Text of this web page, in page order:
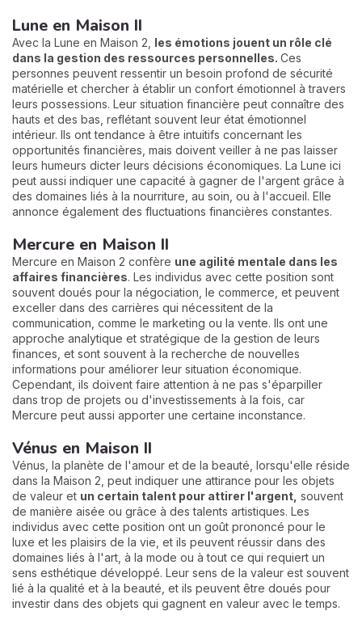
Lune en Maison II
Avec la Lune en Maison 2, les émotions jouent un rôle clé
dans la gestion des ressources personnelles. Ces
personnes peuvent ressentir un besoin profond de sécurité
matérielle et chercher à établir un confort émotionnel à travers
leurs possessions. Leur situation financière peut connaître des
hauts et des bas, reflétant souvent leur état émotionnel
intérieur. Ils ont tendance à être intuitifs concernant les
opportunités financières, mais doivent veiller à ne pas laisser
leurs humeurs dicter leurs décisions économiques. La Lune ici
peut aussi indiquer une capacité à gagner de l'argent grâce à
des domaines liés à la nourriture, au soin, ou à l'accueil. Elle
annonce également des fluctuations financières constantes.
Mercure en Maison II
Mercure en Maison 2 confère une agilité mentale dans les
affaires financières. Les individus avec cette position sont
souvent doués pour la négociation, le commerce, et peuvent
exceller dans des carrières qui nécessitent de la
communication, comme le marketing ou la vente. Ils ont une
approche analytique et stratégique de la gestion de leurs
finances, et sont souvent à la recherche de nouvelles
informations pour améliorer leur situation économique.
Cependant, ils doivent faire attention à ne pas s'éparpiller
dans trop de projets ou d'investissements à la fois, car
Mercure peut aussi apporter une certaine inconstance.
Vénus en Maison II
Vénus, la planète de l'amour et de la beauté, lorsqu'elle réside
dans la Maison 2, peut indiquer une attirance pour les objets
de valeur et un certain talent pour attirer l'argent, souvent
de manière aisée ou grâce à des talents artistiques. Les
individus avec cette position ont un goût prononcé pour le
luxe et les plaisirs de la vie, et ils peuvent réussir dans des
domaines liés à l'art, à la mode ou à tout ce qui requiert un
sens esthétique développé. Leur sens de la valeur est souvent
lié à la qualité et à la beauté, et ils peuvent être doués pour
investir dans des objets qui gagnent en valeur avec le temps.